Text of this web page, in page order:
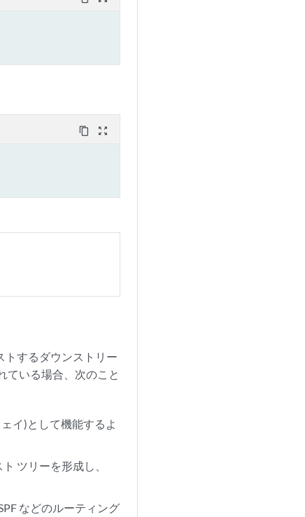
content_copy zoom_out_map
トするダウンストリー
ている場合、次のこと
イ)として機能するよ
ツリーを形成し、
などのルーティング